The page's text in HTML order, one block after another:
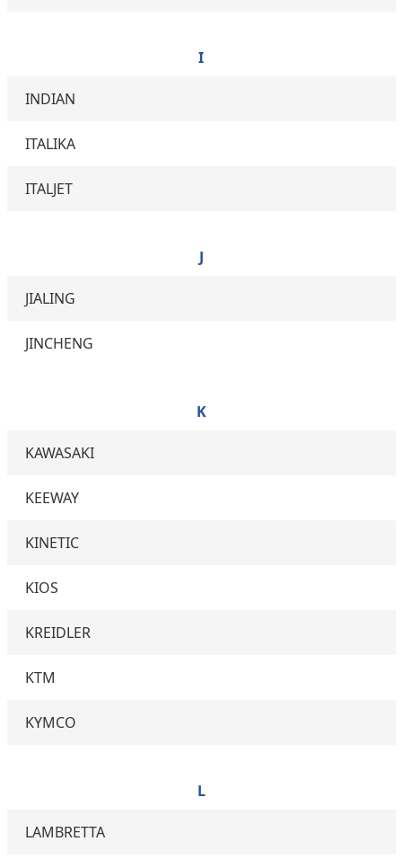
I
INDIAN
ITALIKA
ITALJET
J
JIALING
JINCHENG
K
KAWASAKI
KEEWAY
KINETIC
KIOS
KREIDLER
KTM
KYMCO
L
LAMBRETTA